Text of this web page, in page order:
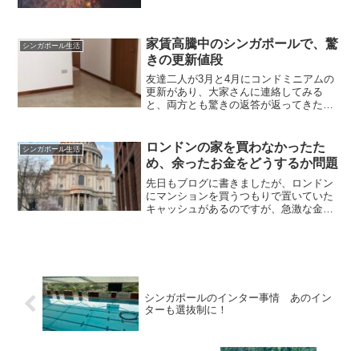
シンガポール生活
家賃高騰中のシンガポールで、驚
きの更新値段
友達二人が3月と4月にコンドミニアムの
更新があり、大家さんに連絡してみる
と、両方とも驚きの返答が返ってきたよ
で4駅の築25年くらいのコンドミニアム。
3ベッドで11...
シンガポール生活
ロンドンの家を買わなかったた
め、余ったお金をどうするか問題
先日もブログに書きましたが、ロンドン
にマンションを買うつもりで置いていた
キャッシュがあるのですが、急激な金利
シンガポールのインター事情 あのイン
ターも選抜制に！